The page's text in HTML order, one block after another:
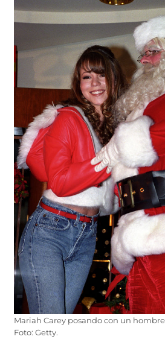
Mariah Carey posando con un
Foto: Getty.